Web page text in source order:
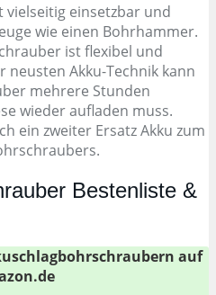
einsetzbar und
wie einen Bohrhammer.
ist flexibel und
neusten Akku-Technik kann
mehrere Stunden
wieder aufladen muss.
ein zweiter Ersatz Akku zum
Bestenliste &
auf